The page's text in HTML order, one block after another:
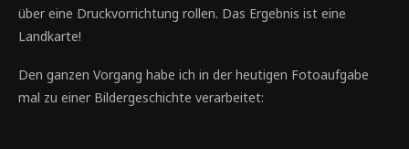
über eine Druckvorrichtung rollen. Das Ergebnis ist eine
Landkarte!
Den ganzen Vorgang habe ich in der heutigen Fotoaufgabe
mal zu einer Bildergeschichte verarbeitet: